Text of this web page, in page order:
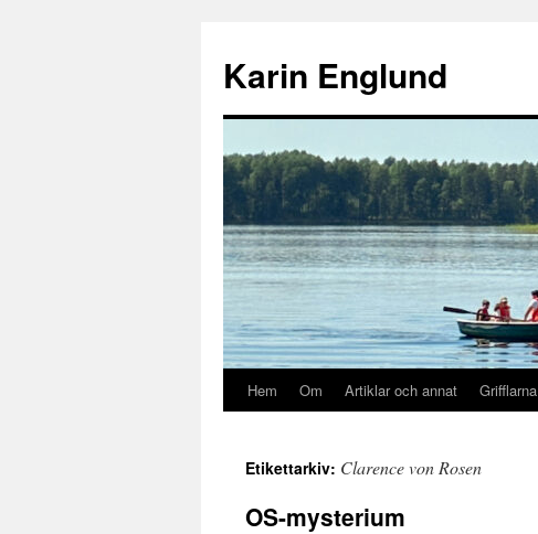
innehåll
Karin Englund
Hem Om Artiklar och annat Grifflarna
Etikettarkiv: Clarence von Rosen
OS-mysterium